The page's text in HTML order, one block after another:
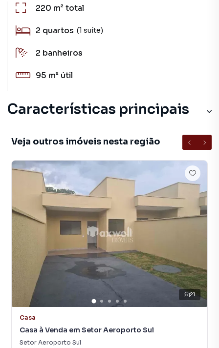
220 m²total
2 quartos (1 suíte)
2 banheiros
95 m² útil
Características principais
Veja outros imóveis nesta região
21
Casa
Casa à Venda em Setor Aeroporto Sul
Setor Aeroporto Sul